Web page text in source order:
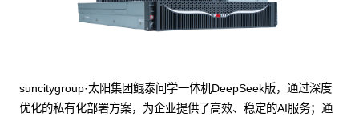
suncitygroup·太阳集团鲲泰问学一体机DeepSeek版，通过深度
优化的私有化部署方案，为企业提供了高效、稳定的AI服务；通